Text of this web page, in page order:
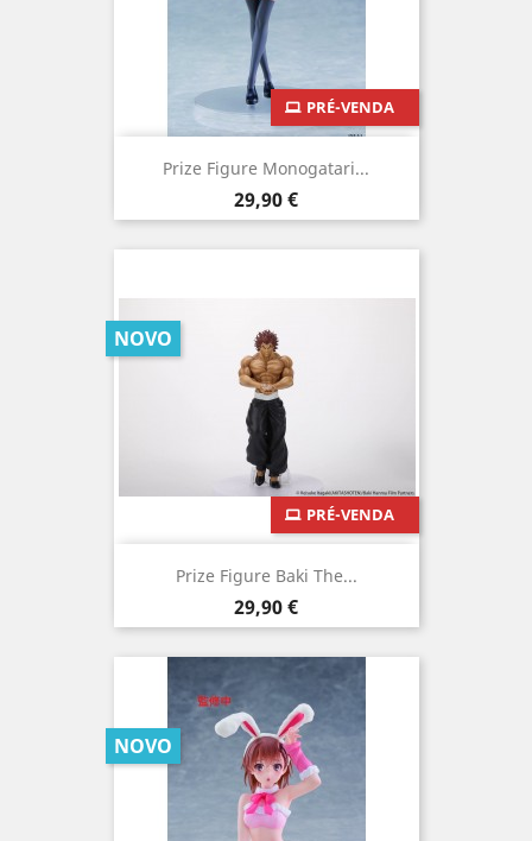
Prize Figure Monogatari...
Preço
29,90 €
PRÉ-VENDA
Prize Figure Baki The...
Preço
29,90 €
PRÉ-VENDA
NOVO
NOVO